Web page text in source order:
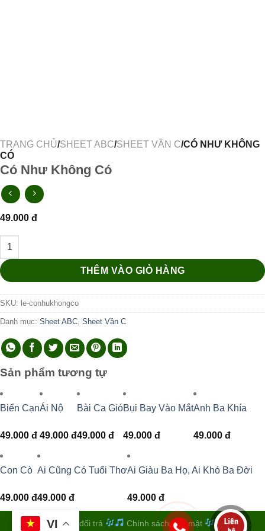
TRANG CHỦ/SHEET ABC/SHEET VẦN C/CÓ NHƯ KHÔNG
CÓ
Có Như Không Có
49.000 đ
Có Như Không Có số lượng
THÊM VÀO GIỎ HÀNG
SKU: le-conhukhongco
Danh mục: Sheet ABC, Sheet Vần C
Sản phẩm tương tự
Biển Cạn
49.000 đ
Ái Nộ
49.000 đ
Bài Ca Gió
49.000 đ
Bụi Bay Vào Mắt
49.000 đ
Anh Ba Khía
49.000 đ
Con Cò
49.000 đ
Ai Cũng Có Tuổi Thơ
49.000 đ
Ai Giàu Ba Họ, Ai Khó Ba Đời
49.000 đ
Quy định đổi trả Chính sách bảo mật Điều
VI